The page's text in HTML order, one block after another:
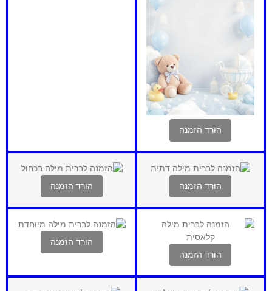
הורד הזמנה
הורד הזמנה הורד הזמנה
הורד הזמנה
הורד הזמנה